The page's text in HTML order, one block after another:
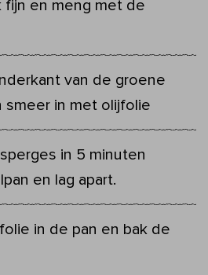
fijn en meng met de
van de groene
smeer in met olijfolie
in 5 minuten
en lag apart.
in de pan en bak de